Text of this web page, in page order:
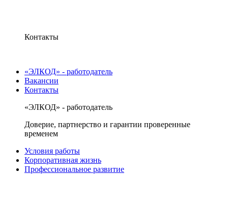
Контакты
«ЭЛКОД» - работодатель
Вакансии
Контакты
«ЭЛКОД» - работодатель
Доверие, партнерство и гарантии проверенные
временем
Условия работы
Корпоративная жизнь
Профессиональное развитие